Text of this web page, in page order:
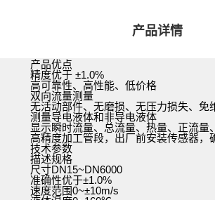
产品详情
产品优点
精度优于 ±1.0%
高可靠性、高性能、低价格
双向流量测量
无活动部件、无磨损、无压力损失、免
测量导电液体和非导电液体
显示瞬时流量、总流量、热量、正流量
高精度加工管段，出厂前安装传感器，
技术参数
描述规格
尺寸DN15~DN6000
准确性优于±1.0%
速度范围0~±10m/s